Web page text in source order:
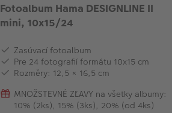
Fotoalbum Hama DESIGNLINE II
mini, 10x15/24
Zasúvací fotoalbum
Pre 24 fotografií formátu 10x15 cm
Rozměry: 12,5 × 16,5 cm
MNOŽSTEVNÉ ZĽAVY na všetky albumy:
10% (2ks), 15% (3ks), 20% (od 4ks)